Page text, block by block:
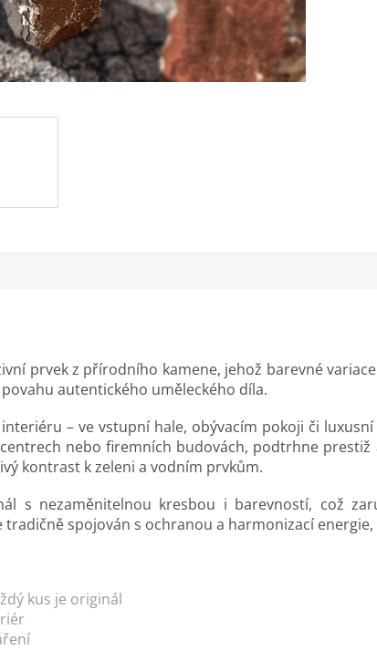
prvek z přírodního kamene, jehož barevné
autentického uměleckého díla.
– ve vstupní hale, obývacím pokoji či
nebo firemních budovách, podtrhne
kontrast k zeleni a vodním prvkům.
s nezaměnitelnou kresbou i barevností, což
spojován s ochranou a harmonizací
kus je originál